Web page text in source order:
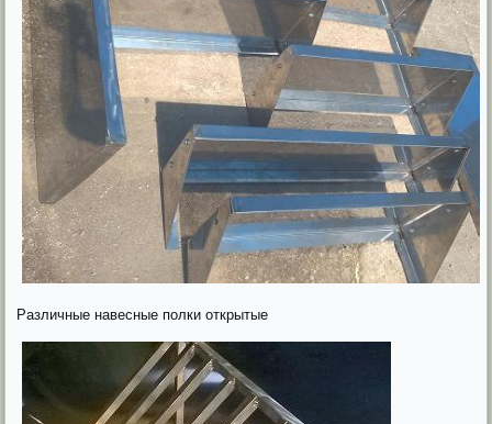
Различные навесные полки открытые